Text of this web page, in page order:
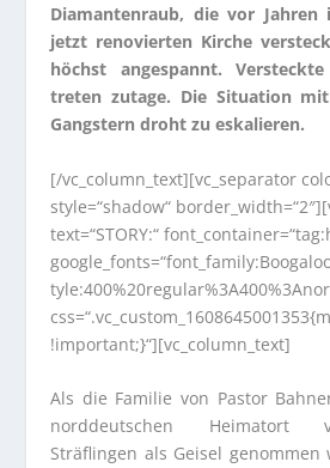
Diamantenraub, die vor
jetzt renovierten Kirche
höchst angespannt.
treten zutage. Die Situation
Gangstern droht zu eskalieren.
[/vc_column_text][vc_separator
style=“shadow“
text=“STORY:“
!important;}“][vc_column_text]
Als die Familie von Pastor
norddeutschen Heimatort
Sträflingen als Geisel